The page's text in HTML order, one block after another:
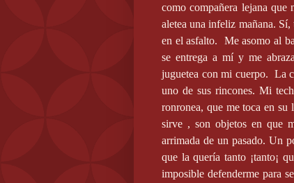
como compañera lejana
aletea una infeliz mañana. Sí,
en el asfalto.
Me asomo al
se entrega a mí y me
juguetea con mi cuerpo. La
uno de sus rincones. Mi
ronronea, que me toca en su
sirve , son objetos en que
arrimada de un pasado. Un
que la quería tanto ¡tanto¡
imposible defenderme para